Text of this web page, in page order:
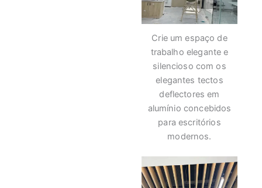
Crie um espaço de
trabalho elegante e
silencioso com os
elegantes tectos
deflectores em
alumínio concebidos
para escritórios
modernos.